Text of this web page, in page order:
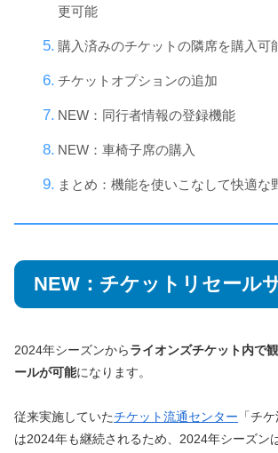
更可能
購入済みのチケットの隣席を購入可
チケットオプションの追加
NEW：同行者情報の登録機能
NEW：車椅子席の購入
まとめ：機能を使いこなして快適な
NEW：チケットリセール
2024年シーズンからライオンズチケット内で
ールが可能になります。
従来実施していたチケット流通センター 「チ
は2024年も継続されるため、2024年シーズン